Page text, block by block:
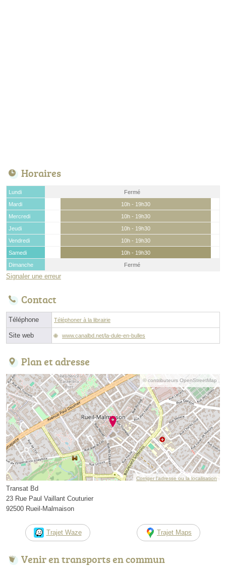
Horaires
Lundi
Fermé
Mardi
10h - 19h30
Mercredi
10h - 19h30
Jeudi
10h - 19h30
Vendredi
10h - 19h30
Samedi
10h - 19h30
Dimanche
Fermé
Signaler une erreur
Contact
Téléphone Téléphoner à la librairie
Site web www.canalbd.net/la-dule-en-bulles
Plan et adresse
© contributeurs OpenStreetMap
Corriger l’adresse ou la localisation
Transat Bd
23 Rue Paul Vaillant Couturier
92500 Rueil-Malmaison
Trajet Waze Trajet Maps
Venir en transports en commun